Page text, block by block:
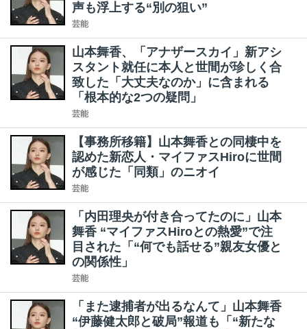
声も浮上する“別の狙い”
芸能
山本舞香、「アナザースカイ」新アシ
スタント就任に本人と世間が珍しく合
致した「大丈夫なのか」に含まれる
「根本的な2つの疑問」
芸能
【事務所移籍】山本舞香との同棲中を
認めた新恋人・マイファスHiroに世間
が感じた「同類」のニオイ
芸能
「内田理央が付き合ってたのに」山本
舞香 “マイファスHiroとの熱愛”で注
目された「“何でも話せる”親友女優と
の関係性」
芸能
「また逮捕者が出るなんて」山本舞香
“伊藤健太郎と破局”報道も「“新たな